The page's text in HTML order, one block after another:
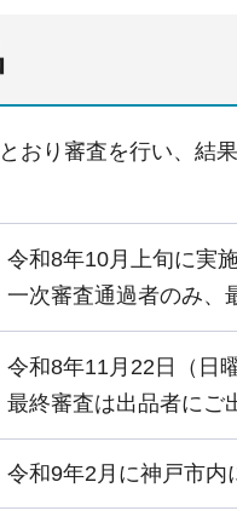
おり審査を行い、結
令和8年10月上旬に実
一次審査通過者のみ、
令和8年11月22日（日
最終審査は出品者にご
令和9年2月に神戸市内